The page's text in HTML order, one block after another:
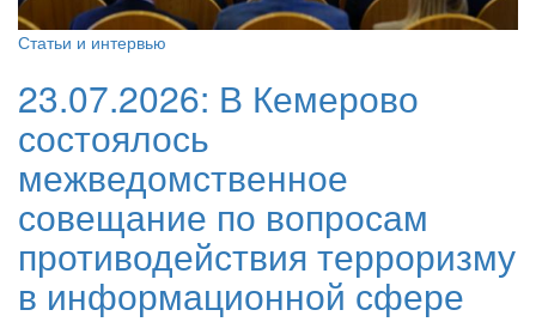
Статьи и интервью
23.07.2026: В Кемерово
состоялось
межведомственное
совещание по вопросам
противодействия терроризму
в информационной сфере